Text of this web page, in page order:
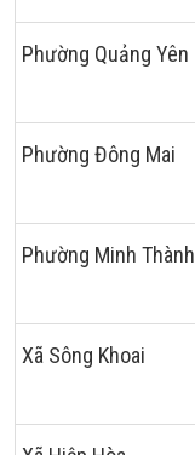
Phường Quảng Yên
Phường Đông Mai
Phường Minh Thành
Xã Sông Khoai